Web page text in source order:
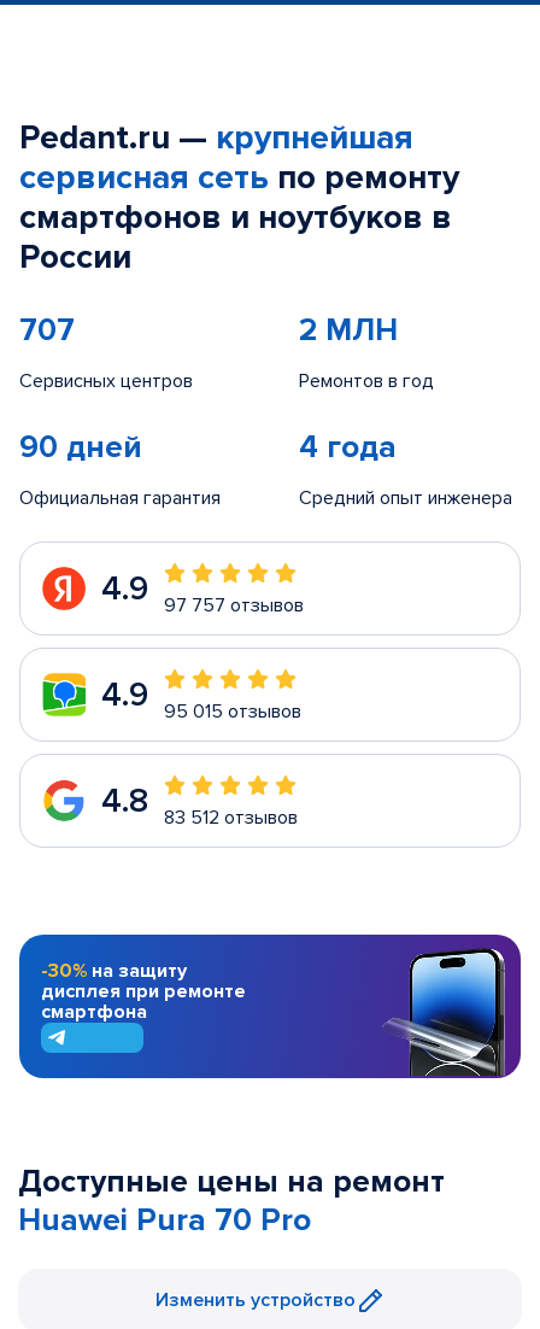
Pedant.ru — крупнейшая
сервисная сеть по ремонту
смартфонов и ноутбуков в
России
707
Сервисных центров
2 МЛН
Ремонтов в год
90 дней
Официальная гарантия
4 года
Средний опыт инженера
4.9 97 757 отзывов
4.9 95 015 отзывов
4.8 83 512 отзывов
-30% на защиту
дисплея при ремонте
смартфона
Доступные цены на ремонт
Huawei Pura 70 Pro
Изменить устройство